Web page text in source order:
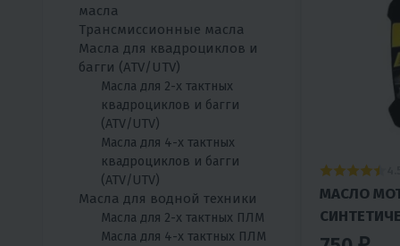
масла
Трансмиссионные масла
Масла для квадроциклов и
багги (ATV/UTV)
Масла для 2-х тактных
квадроциклов и багги
(ATV/UTV)
Масла для 4-х тактных
квадроциклов и багги
(ATV/UTV)
Масла для водной техники
Масла для 2-х тактных ПЛМ
Масла для 4-х тактных ПЛМ
МАСЛО